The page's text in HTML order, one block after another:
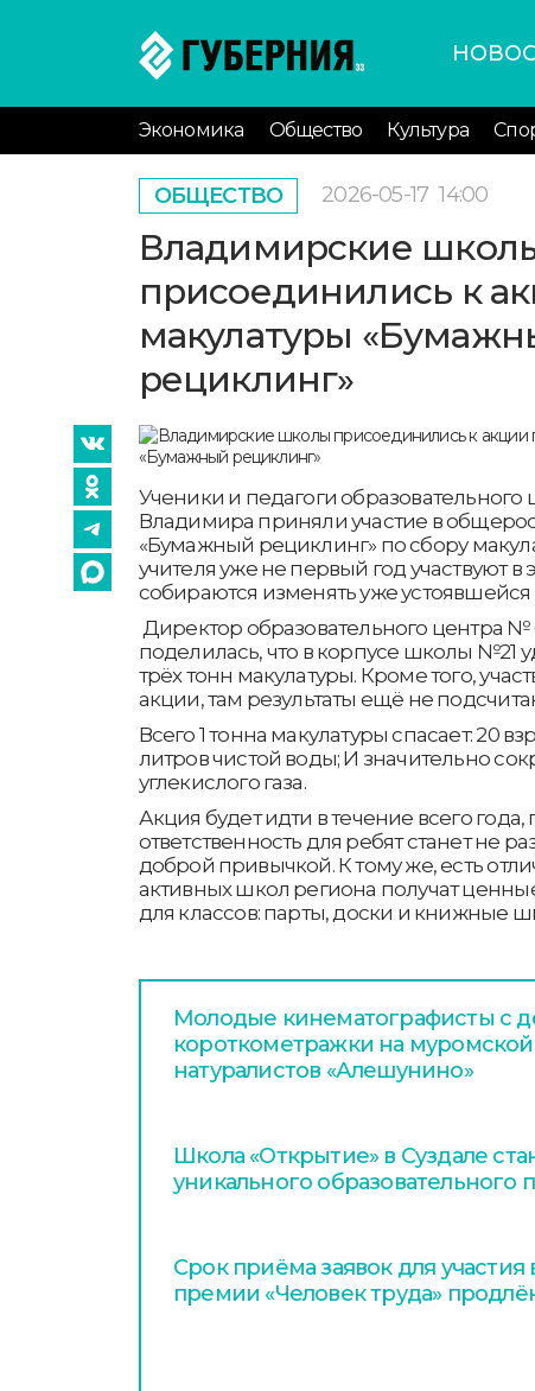
Экономика Общество Культура
ОБЩЕСТВО 2026-05-17 14:00
Владимирские
присоединились к
макулатуры
рециклинг»
Ученики и педагоги
Владимира приняли участие в
«Бумажный рециклинг» по сбору
учителя уже не первый год участвуют в
собираются изменять уже
Директор образовательного центра
поделилась, что в корпусе школы №21
трёх тонн макулатуры. Кроме того,
акции, там результаты ещё не
Всего 1 тонна макулатуры спасает: 20
литров чистой воды; И значительно
углекислого газа.
Акция будет идти в течение всего года,
ответственность для ребят станет не
доброй привычкой. К тому же, есть
активных школ региона получат
для классов: парты, доски и книжные
Молодые кинематографисты с
короткометражки на
натуралистов «Алешунино»
Школа «Открытие» в Суздале
уникального образовательного
Срок приёма заявок для
премии «Человек труда»